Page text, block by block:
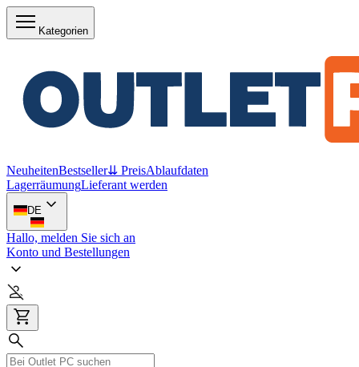
Kategorien
NeuheitenBestseller⇊ PreisAblaufdaten
LagerräumungLieferant werden
DE
Hallo, melden Sie sich an
Konto und Bestellungen